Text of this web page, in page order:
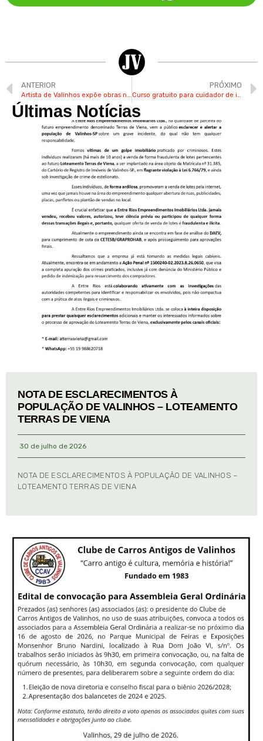
ANTERIOR
Artista de Valinhos expõe obras na 4ª Mostra Arte e Coletividade em Limeira
PRÓXIMO
Curso gratuito para cuidador de idosos tem inscrições abertas pelo Fundo Social de Valinhos
Últimas Notícias
NOTA DE ESCLARECIMENTOS À
POPULAÇÃO DE VALINHOS – LOTEAMENTO
TERRAS DE VIENA
30 de julho de 2026
NOTA DE ESCLARECIMENTOS À POPULAÇÃO DE VALINHOS –
LOTEAMENTO TERRAS DE VIENA